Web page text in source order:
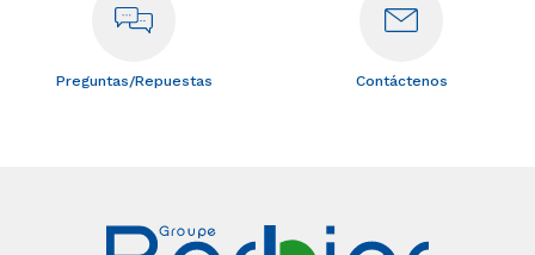
Preguntas/Repuestas Contáctenos